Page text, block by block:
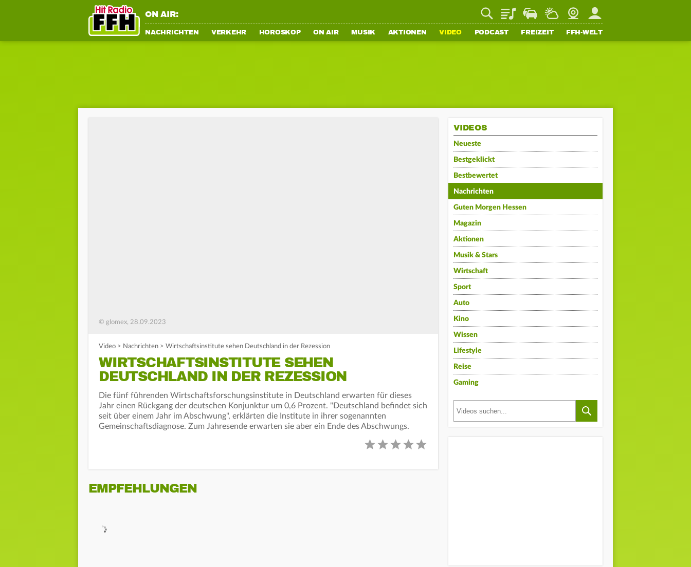
ON AIR: PlaylistStaupilotWetterWebcamMein FFH
NACHRICHTEN VERKEHR HOROSKOP ON AIR MUSIK AKTIONEN VIDEO PODCAST FREIZEIT FFH-WELT
© glomex, 28.09.2023
Video > Nachrichten > Wirtschaftsinstitute sehen Deutschland in der Rezession
WIRTSCHAFTSINSTITUTE SEHEN
DEUTSCHLAND IN DER REZESSION
Die fünf führenden Wirtschaftsforschungsinstitute in Deutschland erwarten für dieses
Jahr einen Rückgang der deutschen Konjunktur um 0,6 Prozent. "Deutschland befindet sich
seit über einem Jahr im Abschwung", erklärten die Institute in ihrer sogenannten
Gemeinschaftsdiagnose. Zum Jahresende erwarten sie aber ein Ende des Abschwungs.
EMPFEHLUNGEN
VIDEOS
Neueste
Bestgeklickt
Bestbewertet
Nachrichten
Guten Morgen Hessen
Magazin
Aktionen
Musik & Stars
Wirtschaft
Sport
Auto
Kino
Wissen
Lifestyle
Reise
Gaming